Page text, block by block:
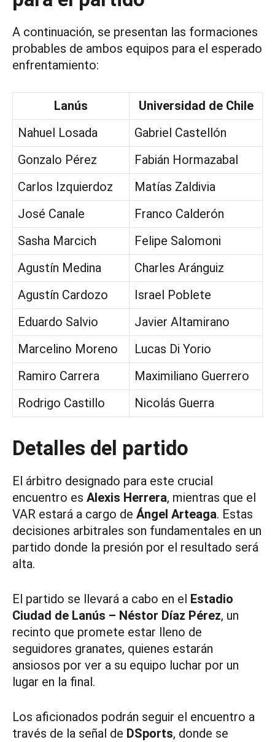
A continuación, se presentan las formaciones
probables de ambos equipos para el esperado
enfrentamiento:
Lanús
Universidad de Chile
Nahuel Losada
Gabriel Castellón
Gonzalo Pérez
Fabián Hormazabal
Carlos Izquierdoz
Matías Zaldivia
José Canale
Franco Calderón
Sasha Marcich
Felipe Salomoni
Agustín Medina
Charles Aránguiz
Agustín Cardozo
Israel Poblete
Eduardo Salvio
Javier Altamirano
Marcelino Moreno
Lucas Di Yorio
Ramiro Carrera
Maximiliano Guerrero
Rodrigo Castillo
Nicolás Guerra
Detalles del partido
El árbitro designado para este crucial
encuentro es Alexis Herrera, mientras que el
VAR estará a cargo de Ángel Arteaga. Estas
decisiones arbitrales son fundamentales en un
partido donde la presión por el resultado será
alta.
El partido se llevará a cabo en el Estadio
Ciudad de Lanús – Néstor Díaz Pérez, un
recinto que promete estar lleno de
seguidores granates, quienes estarán
ansiosos por ver a su equipo luchar por un
lugar en la final.
Los aficionados podrán seguir el encuentro a
través de la señal de DSports, donde se